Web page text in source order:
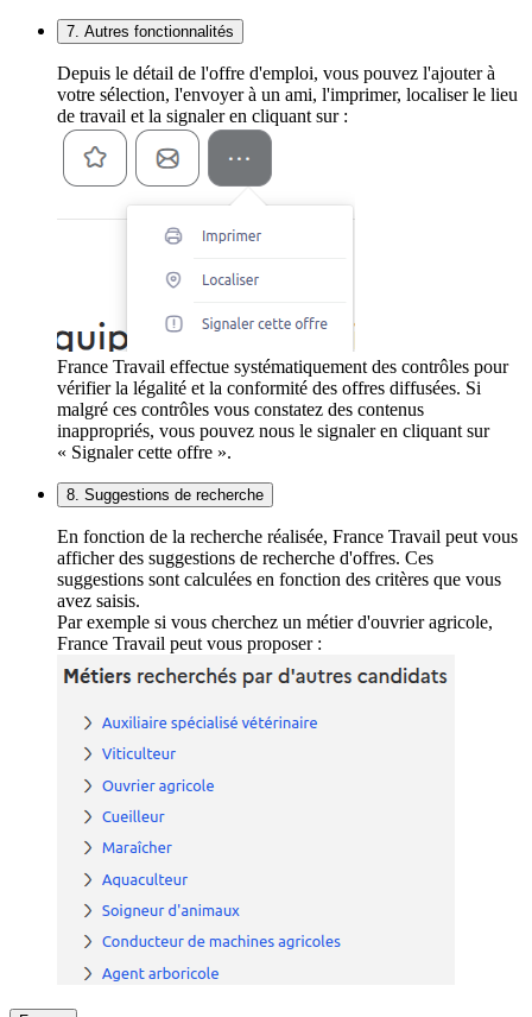
7. Autres fonctionnalités
Depuis le détail de l'offre d'emploi, vous pouvez l'ajouter à
votre sélection, l'envoyer à un ami, l'imprimer, localiser le lieu
de travail et la signaler en cliquant sur :
France Travail effectue systématiquement des contrôles pour
vérifier la légalité et la conformité des offres diffusées. Si
malgré ces contrôles vous constatez des contenus
inappropriés, vous pouvez nous le signaler en cliquant sur
« Signaler cette offre ».
8. Suggestions de recherche
En fonction de la recherche réalisée, France Travail peut vous
afficher des suggestions de recherche d'offres. Ces
suggestions sont calculées en fonction des critères que vous
avez saisis.
Par exemple si vous cherchez un métier d'ouvrier agricole,
France Travail peut vous proposer :